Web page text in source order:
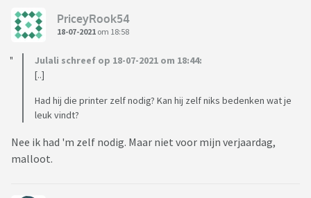
PriceyRook54
18-07-2021 om 18:58
Julali schreef op 18-07-2021 om 18:44:
[..]
Had hij die printer zelf nodig? Kan hij zelf niks bedenken wat je
leuk vindt?
Nee ik had 'm zelf nodig. Maar niet voor mijn verjaardag,
malloot.